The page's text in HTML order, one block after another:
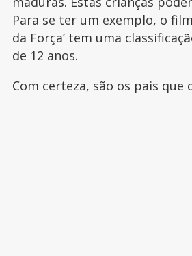
Para se ter um exemplo, o
da Força’ tem uma
de 12 anos.
Com certeza, são os pais que